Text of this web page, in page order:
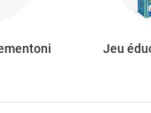
Jeu